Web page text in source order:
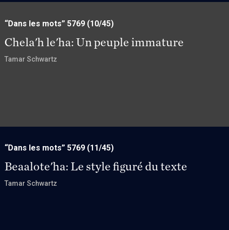
“Dans les mots” 5769 (10/45)
Chela'h le'ha: Un peuple immature
Tamar Schwartz
“Dans les mots” 5769 (11/45)
Beaalote'ha: Le style figuré du texte
Tamar Schwartz